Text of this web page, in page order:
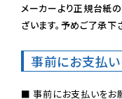
メーカーより正規台紙
ざいます。予めご了承下
事前にお支払
■ 事前にお支払いをお